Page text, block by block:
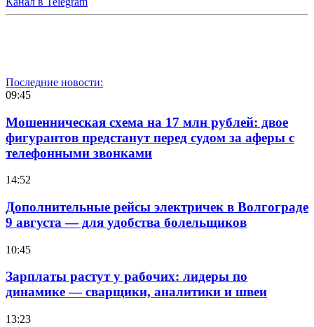
Последние новости:
09:45
Мошенническая схема на 17 млн рублей: двое
фигурантов предстанут перед судом за аферы с
телефонными звонками
14:52
Дополнительные рейсы электричек в Волгограде
9 августа — для удобства болельщиков
10:45
Зарплаты растут у рабочих: лидеры по
динамике — сварщики, аналитики и швеи
13:23